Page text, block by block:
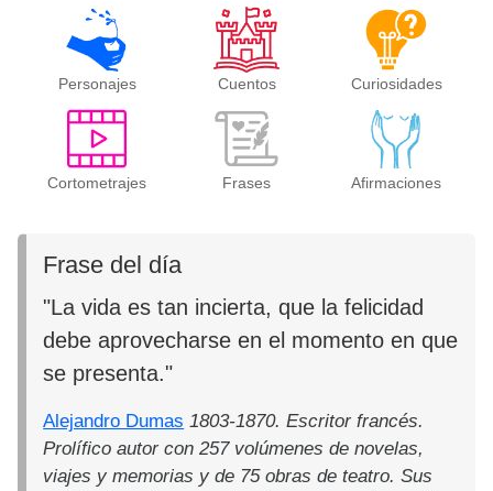
Personajes Cuentos Curiosidades
Cortometrajes Frases Afirmaciones
Frase del día
"La vida es tan incierta, que la felicidad
debe aprovecharse en el momento en que
se presenta."
Alejandro Dumas 1803-1870. Escritor francés.
Prolífico autor con 257 volúmenes de novelas,
viajes y memorias y de 75 obras de teatro. Sus